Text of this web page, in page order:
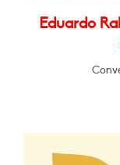
Eduardo